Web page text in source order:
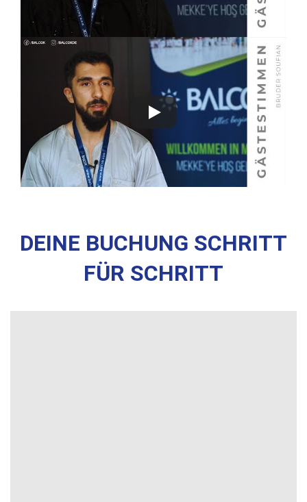
DEINE BUCHUNG SCHRITT
FÜR SCHRITT